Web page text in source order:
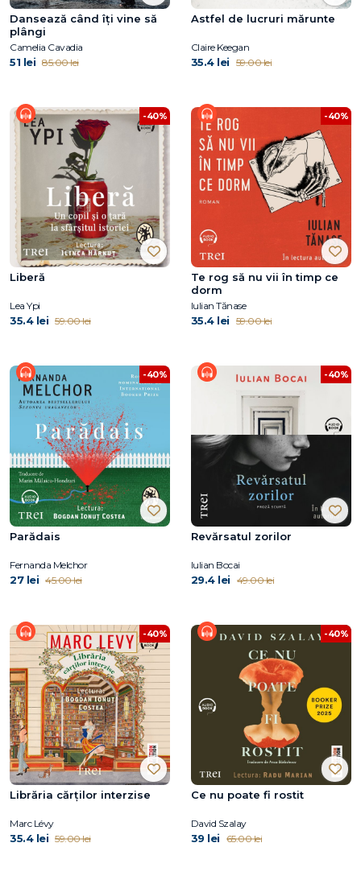
Dansează când îți vine să
plângi
Camelia Cavadia
51 lei 85.00 lei
Astfel de lucruri mărunte
Claire Keegan
35.4 lei 59.00 lei
-40%
Liberă
Lea Ypi
35.4 lei 59.00 lei
-40%
Te rog să nu vii în timp ce
dorm
Iulian Tănase
35.4 lei 59.00 lei
-40%
Parădais
Fernanda Melchor
27 lei 45.00 lei
-40%
Revărsatul zorilor
Iulian Bocai
29.4 lei 49.00 lei
-40%
Librăria cărților interzise
Marc Lévy
35.4 lei 59.00 lei
-40%
Ce nu poate fi rostit
David Szalay
39 lei 65.00 lei